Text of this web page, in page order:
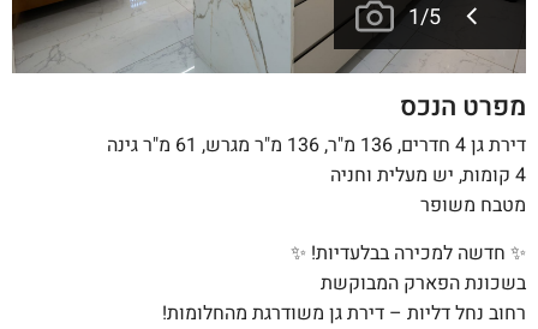
1/5
מפרט הנכס
דירת גן 4 חדרים, 136 מ"ר, 136 מ"ר מגרש, 61 מ"ר גינה
4 קומות, יש מעלית וחניה
מטבח משופר
✨ חדשה למכירה בבלעדיות! ✨
בשכונת הפארק המבוקשת
רחוב נחל דליות – דירת גן משודרגת מהחלומות!